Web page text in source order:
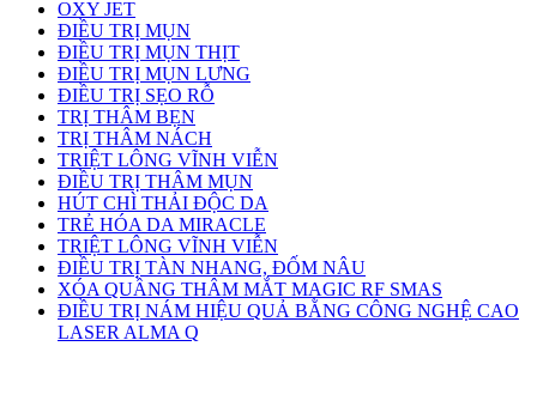
OXY JET
ĐIỀU TRỊ MỤN
ĐIỀU TRỊ MỤN THỊT
ĐIỀU TRỊ MỤN LƯNG
ĐIỀU TRỊ SẸO RỖ
TRỊ THÂM BẸN
TRỊ THÂM NÁCH
TRIỆT LÔNG VĨNH VIỄN
ĐIỀU TRỊ THÂM MỤN
HÚT CHÌ THẢI ĐỘC DA
TRẺ HÓA DA MIRACLE
TRIỆT LÔNG VĨNH VIỄN
ĐIỀU TRỊ TÀN NHANG, ĐỐM NÂU
XÓA QUẦNG THÂM MẮT MAGIC RF SMAS
ĐIỀU TRỊ NÁM HIỆU QUẢ BẰNG CÔNG NGHỆ CAO
LASER ALMA Q